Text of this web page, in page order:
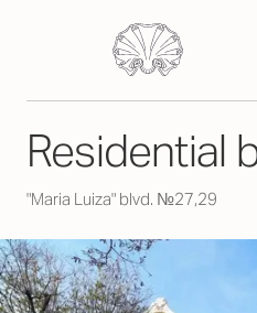
Residential
"Maria Luiza" blvd. №27,29